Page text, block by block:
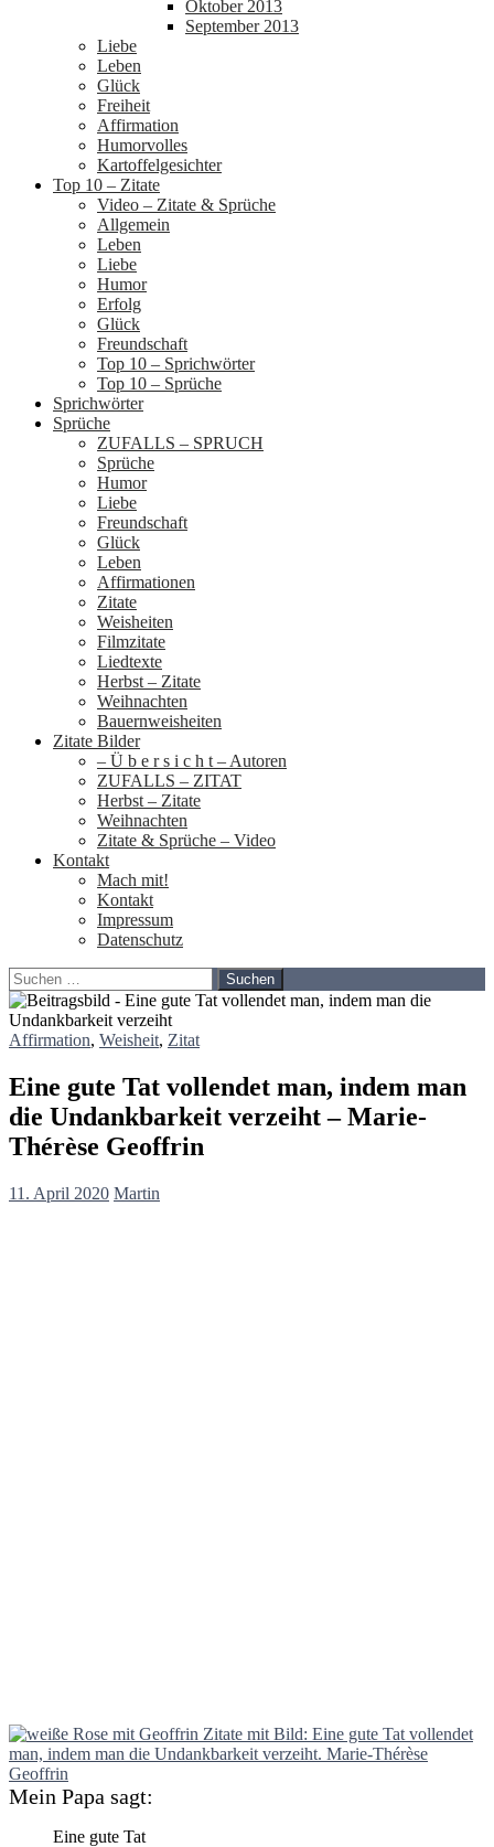
Oktober 2013
September 2013
Liebe
Leben
Glück
Freiheit
Affirmation
Humorvolles
Kartoffelgesichter
Top 10 – Zitate
Video – Zitate & Sprüche
Allgemein
Leben
Liebe
Humor
Erfolg
Glück
Freundschaft
Top 10 – Sprichwörter
Top 10 – Sprüche
Sprichwörter
Sprüche
ZUFALLS – SPRUCH
Sprüche
Humor
Liebe
Freundschaft
Glück
Leben
Affirmationen
Zitate
Weisheiten
Filmzitate
Liedtexte
Herbst – Zitate
Weihnachten
Bauernweisheiten
Zitate Bilder
– Ü b e r s i c h t – Autoren
ZUFALLS – ZITAT
Herbst – Zitate
Weihnachten
Zitate & Sprüche – Video
Kontakt
Mach mit!
Kontakt
Impressum
Datenschutz
Suchen
nach:
Affirmation, Weisheit, Zitat
Eine gute Tat vollendet man, indem man
die Undankbarkeit verzeiht – Marie-
Thérèse Geoffrin
11. April 2020 Martin
Mein Papa sagt:
Eine gute Tat